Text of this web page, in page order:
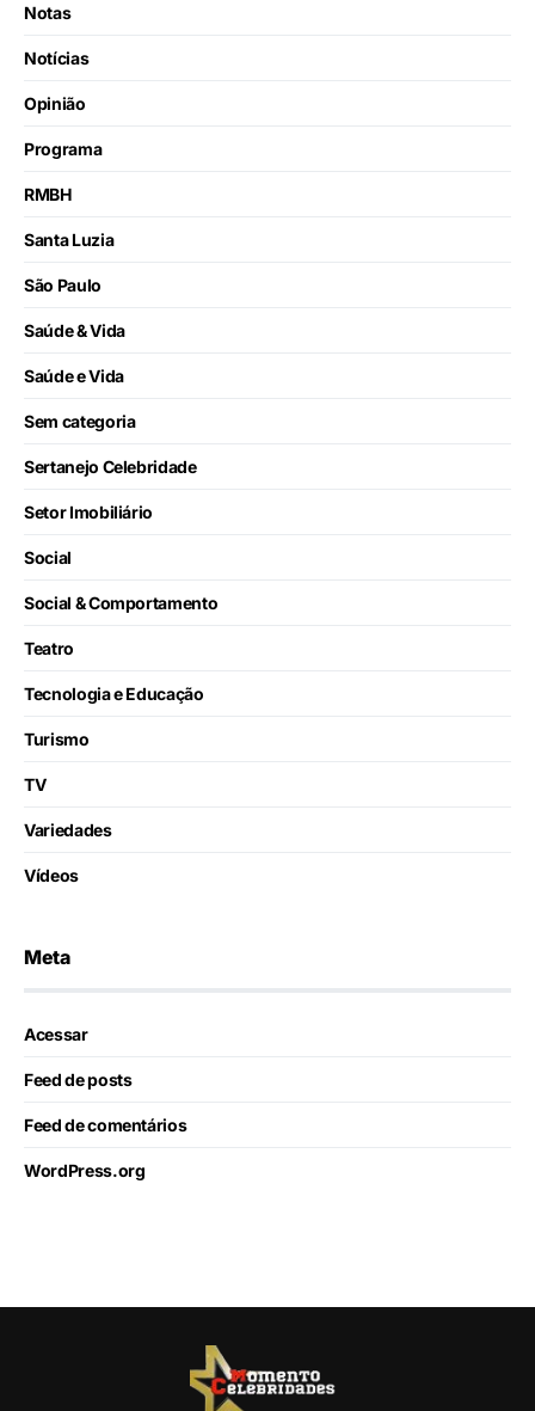
Notas
Notícias
Opinião
Programa
RMBH
Santa Luzia
São Paulo
Saúde & Vida
Saúde e Vida
Sem categoria
Sertanejo Celebridade
Setor Imobiliário
Social
Social & Comportamento
Teatro
Tecnologia e Educação
Turismo
TV
Variedades
Vídeos
Meta
Acessar
Feed de posts
Feed de comentários
WordPress.org